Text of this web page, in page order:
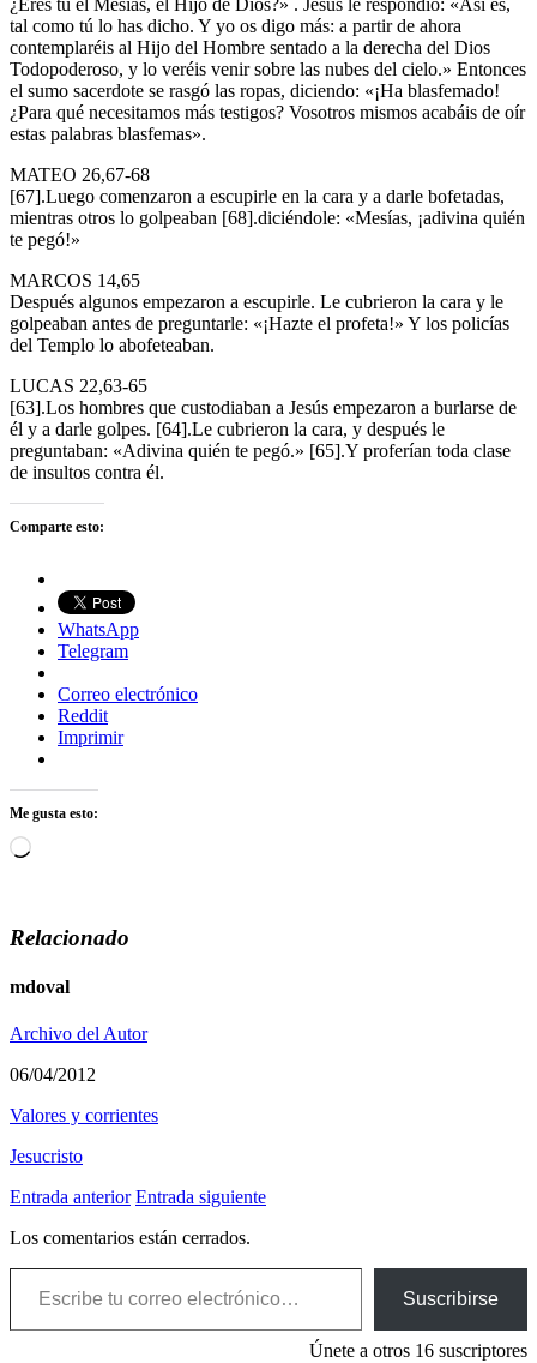
tal como tú lo has dicho. Y yo os digo más: a partir de ahora
contemplaréis al Hijo del Hombre sentado a la derecha del Dios
Todopoderoso, y lo veréis venir sobre las nubes del cielo.» Entonces
el sumo sacerdote se rasgó las ropas, diciendo: «¡Ha blasfemado!
¿Para qué necesitamos más testigos? Vosotros mismos acabáis de oír
estas palabras blasfemas».
MATEO 26,67-68
[67].Luego comenzaron a escupirle en la cara y a darle bofetadas,
mientras otros lo golpeaban [68].diciéndole: «Mesías, ¡adivina quién
te pegó!»
MARCOS 14,65
Después algunos empezaron a escupirle. Le cubrieron la cara y le
golpeaban antes de preguntarle: «¡Hazte el profeta!» Y los policías
del Templo lo abofeteaban.
LUCAS 22,63-65
[63].Los hombres que custodiaban a Jesús empezaron a burlarse de
él y a darle golpes. [64].Le cubrieron la cara, y después le
preguntaban: «Adivina quién te pegó.» [65].Y proferían toda clase
de insultos contra él.
Comparte esto:
WhatsApp
Telegram
Correo electrónico
Reddit
Imprimir
Me gusta esto:
Cargando...
Relacionado
mdoval
Archivo del Autor
06/04/2012
Valores y corrientes
Jesucristo
Entrada anterior Entrada siguiente
Los comentarios están cerrados.
Escribe tu correo electrónico…
Suscribirse
Únete a otros 16 suscriptores